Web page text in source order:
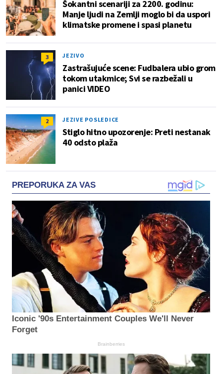
Šokantni scenariji za 2200. godinu:
Manje ljudi na Zemlji moglo bi da uspori
klimatske promene i spasi planetu
3 JEZIVO
Zastrašujuće scene: Fudbalera ubio grom
tokom utakmice; Svi se razbežali u
panici VIDEO
2 JEZIVE POSLEDICE
Stiglo hitno upozorenje: Preti nestanak
40 odsto plaža
PREPORUKA ZA VAS
Iconic '90s Entertainment Couples We'll Never
Forget
Brainberries